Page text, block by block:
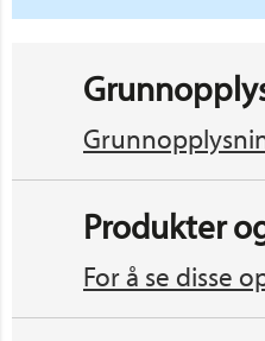
Produkter
For å se disse